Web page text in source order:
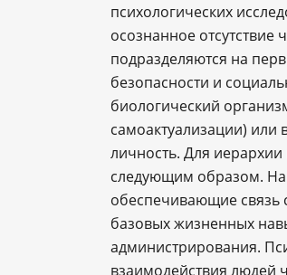
психологических
осознанное
подразделяются на
безопасности и
биологический
самоактуализации) или
личность. Для иерархии
следующим образом. На
обеспечивающие связь
базовых жизненных
администрирования.
взаимодействия людей